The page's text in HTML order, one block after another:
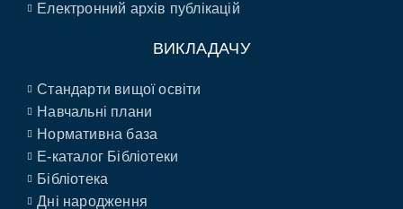
Електронний архів публікацій
ВИКЛАДАЧУ
Стандарти вищої освіти
Навчальні плани
Нормативна база
E-каталог Бібліотеки
Бібліотека
Дні народження